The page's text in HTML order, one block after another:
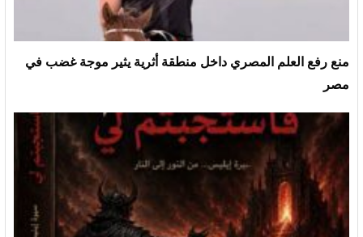
منع رفع العلم المصري داخل منطقة أثرية يثير موجة غضب في
مصر